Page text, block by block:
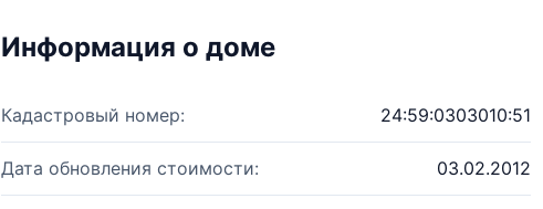
Информация о доме
Кадастровый номер: 24:59:0303010:51
Дата обновления стоимости: 03.02.2012